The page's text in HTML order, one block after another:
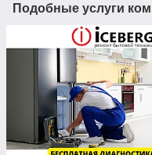
Подобные услуги